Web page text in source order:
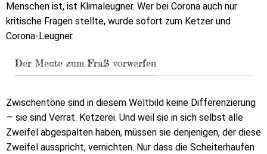
Menschen ist, ist Klimaleugner. Wer bei Corona auch nur
kritische Fragen stellte, wurde sofort zum Ketzer und
Corona-Leugner.
Der Meute zum Fraß vorwerfen
Zwischentöne sind in diesem Weltbild keine Differenzierung
— sie sind Verrat. Ketzerei. Und weil sie in sich selbst alle
Zweifel abgespalten haben, müssen sie denjenigen, der diese
Zweifel ausspricht, vernichten. Nur dass die Scheiterhaufen